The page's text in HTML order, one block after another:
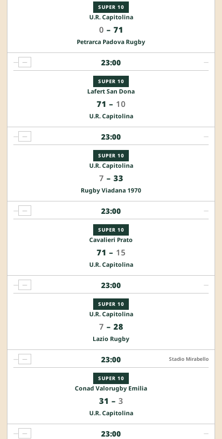
SUPER 10
U.R. Capitolina
0 – 71
Petrarca Padova Rugby
23:00
SUPER 10
Lafert San Dona
71 – 10
U.R. Capitolina
— — —
23:00
SUPER 10
U.R. Capitolina
7 – 33
Rugby Viadana 1970
— — —
23:00
SUPER 10
Cavalieri Prato
71 – 15
U.R. Capitolina
— — —
23:00
SUPER 10
U.R. Capitolina
7 – 28
Lazio Rugby
— — —
23:00
SUPER 10
Conad Valorugby Emilia
31 – 3
U.R. Capitolina
— — Stadio Mirabello
23:00
— — —